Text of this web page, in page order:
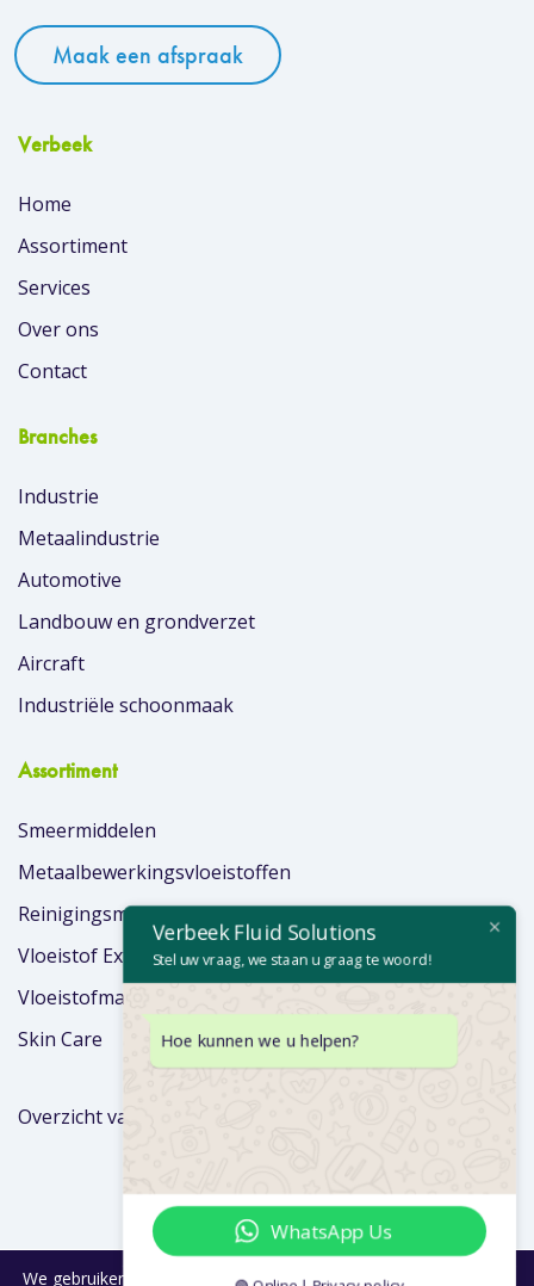
Maak een afspraak
Verbeek
Home
Assortiment
Services
Over ons
Contact
Branches
Industrie
Metaalindustrie
Automotive
Landbouw en grondverzet
Aircraft
Industriële schoonmaak
Assortiment
Smeermiddelen
Metaalbewerkingsvloeistoffen
Reinigingsmiddelen
Vloeistof Extra’s
Vloeistofmanagement
Skin Care
Overzicht van merken
We gebruiken cookies om je de beste ervaring op onze site te
Verbeek Fluid Solutions
Stel uw vraag, we staan u graag te woord!
Hoe kunnen we u helpen?
WhatsApp Us